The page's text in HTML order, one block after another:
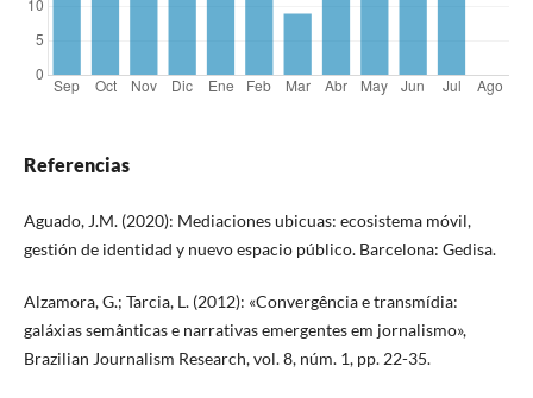
Referencias
Aguado, J.M. (2020): Mediaciones ubicuas: ecosistema móvil,
gestión de identidad y nuevo espacio público. Barcelona: Gedisa.
Alzamora, G.; Tarcia, L. (2012): «Convergência e transmídia:
galáxias semânticas e narrativas emergentes em jornalismo»,
Brazilian Journalism Research, vol. 8, núm. 1, pp. 22-35.